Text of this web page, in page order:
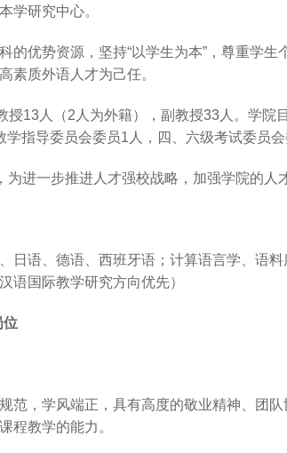
学研究中心。
的优势资源，坚持“以学生为本”，尊重学
素质外语人才为己任。
授13人（2人为外籍），副教授33人。学院
指导委员会委员1人，四、六级考试委员
为进一步推进人才强校战略，加强学院的
日语、德语、西班牙语；计算语言学、语
语国际教学研究方向优先）
位
范，学风端正，具有高度的敬业精神、团
程教学的能力。